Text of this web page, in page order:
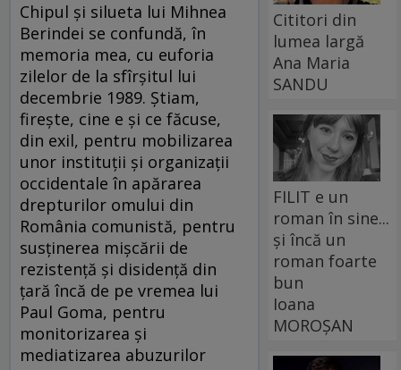
Chipul și silueta lui Mihnea
Berindei se confundă, în
memoria mea, cu euforia
zilelor de la sfîrșitul lui
decembrie 1989. Știam,
firește, cine e și ce făcuse,
din exil, pentru mobilizarea
unor instituții și organizații
occidentale în apărarea
drepturilor omului din
România comunistă, pentru
susținerea mișcării de
rezistență și disidență din
țară încă de pe vremea lui
Paul Goma, pentru
monitorizarea și
mediatizarea abuzurilor
Cititori din
lumea largă
Ana Maria
SANDU
FILIT e un
roman în sine...
și încă un
roman foarte
bun
Ioana
MOROȘAN